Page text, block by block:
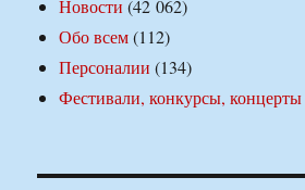
Новости (42 062)
Обо всем(112)
Персоналии (134)
Фестивали, конкурсы, концерты